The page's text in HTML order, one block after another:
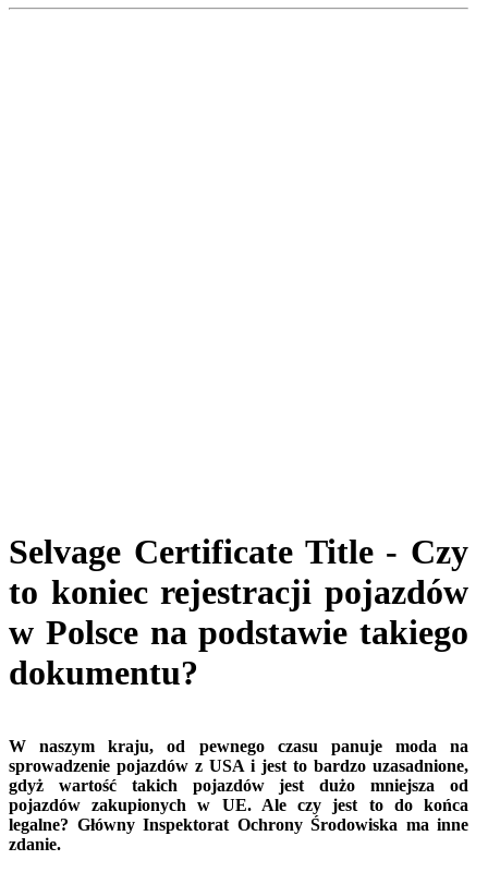
Selvage Certificate Title - Czy
to koniec rejestracji pojazdów
w Polsce na podstawie takiego
dokumentu?
W naszym kraju, od pewnego czasu panuje moda na
sprowadzenie pojazdów z USA i jest to bardzo uzasadnione,
gdyż wartość takich pojazdów jest dużo mniejsza od
pojazdów zakupionych w UE. Ale czy jest to do końca
legalne? Główny Inspektorat Ochrony Środowiska ma inne
zdanie.